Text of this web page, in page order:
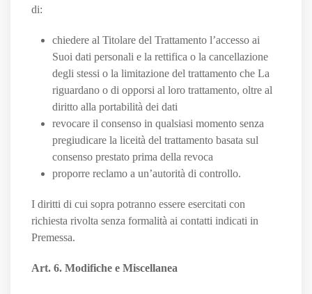
di:
chiedere al Titolare del Trattamento l’accesso ai
Suoi dati personali e la rettifica o la cancellazione
degli stessi o la limitazione del trattamento che La
riguardano o di opporsi al loro trattamento, oltre al
diritto alla portabilità dei dati
revocare il consenso in qualsiasi momento senza
pregiudicare la liceità del trattamento basata sul
consenso prestato prima della revoca
proporre reclamo a un’autorità di controllo.
I diritti di cui sopra potranno essere esercitati con
richiesta rivolta senza formalità ai contatti indicati in
Premessa.
Art. 6. Modifiche e Miscellanea